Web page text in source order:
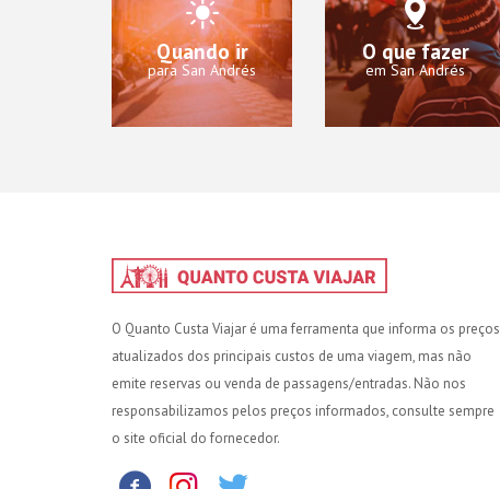
Quando ir
para San Andrés
O que fazer
em San Andrés
O Quanto Custa Viajar é uma ferramenta que informa os preços
atualizados dos principais custos de uma viagem, mas não
emite reservas ou venda de passagens/entradas. Não nos
responsabilizamos pelos preços informados, consulte sempre
o site oficial do fornecedor.